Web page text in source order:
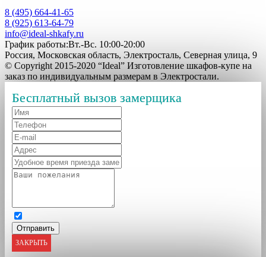
8 (495) 664-41-65
8 (925) 613-64-79
info@ideal-shkafy.ru
График работы:Вт.-Вс. 10:00-20:00
Россия, Московская область, Электросталь, Северная улица, 9
© Copyright 2015-2020 “Ideal” Изготовление шкафов-купе на
заказ по индивидуальным размерам в Электростали.
Бесплатный вызов замерщика
ЗАКРЫТЬ